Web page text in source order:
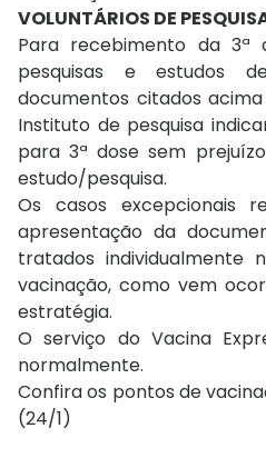
VOLUNTÁRIOS DE
Para recebimento da 3ª
pesquisas e estudos
documentos citados
Instituto de pesquisa
para 3ª dose sem
estudo/pesquisa.
Os casos excepcionais
apresentação da
tratados
vacinação, como vem
estratégia.
O serviço do Vacina
normalmente.
Confira os pontos de
(24/1)